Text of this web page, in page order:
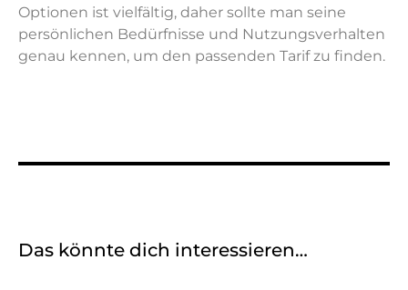
Optionen ist vielfältig, daher sollte man seine
persönlichen Bedürfnisse und Nutzungsverhalten
genau kennen, um den passenden Tarif zu finden.
Das könnte dich interessieren…